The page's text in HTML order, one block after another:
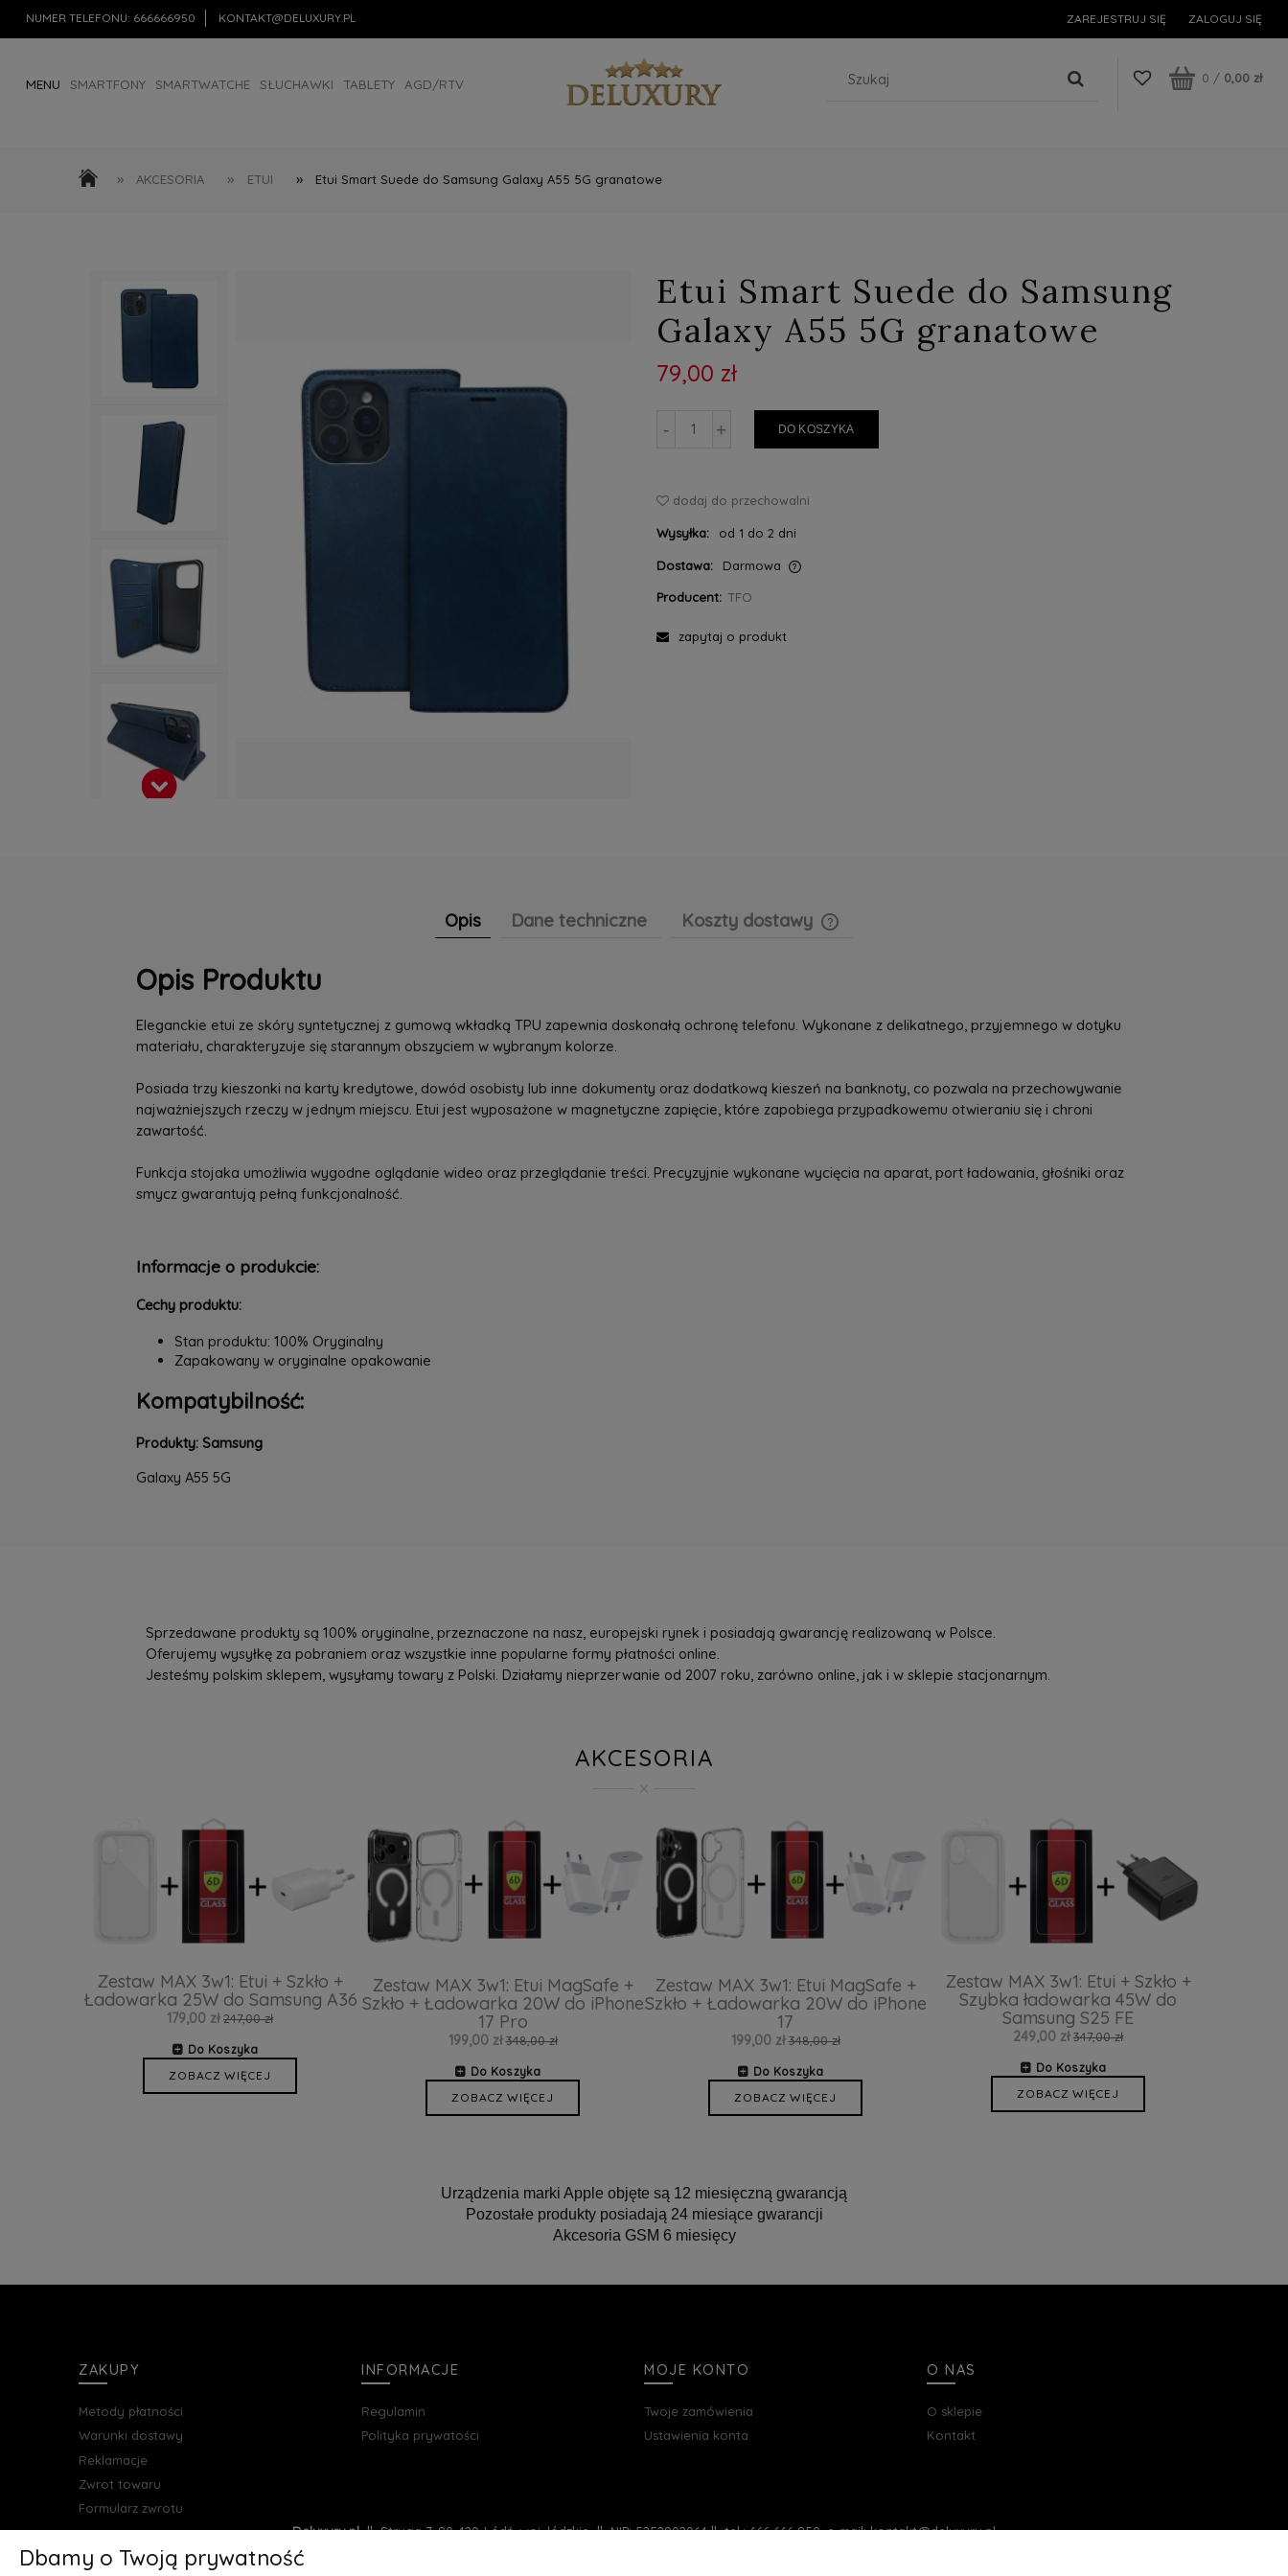
NUMER TELEFONU: 666666950 KONTAKT@DELUXURY.PL ZAREJESTRUJ SIĘ ZALOGUJ SIĘ
MENU SMARTFONY SMARTWATCHE SŁUCHAWKI TABLETY AGD/RTV 0 / 0,00 zł
» AKCESORIA » ETUI » Etui Smart Suede do Samsung Galaxy A55 5G granatowe
Etui Smart Suede do Samsung
Galaxy A55 5G granatowe
79,00 zł
- + DO KOSZYKA
dodaj do przechowalni
Wysyłka: od 1 do 2 dni
Dostawa: Darmowa
Producent: TFO
zapytaj o produkt
Opis Dane techniczne Koszty dostawy
Opis Produktu
Eleganckie etui ze skóry syntetycznej z gumową wkładką TPU zapewnia doskonałą ochronę telefonu. Wykonane z delikatnego, przyjemnego w dotyku
materiału, charakteryzuje się starannym obszyciem w wybranym kolorze.
Posiada trzy kieszonki na karty kredytowe, dowód osobisty lub inne dokumenty oraz dodatkową kieszeń na banknoty, co pozwala na przechowywanie
najważniejszych rzeczy w jednym miejscu. Etui jest wyposażone w magnetyczne zapięcie, które zapobiega przypadkowemu otwieraniu się i chroni
zawartość.
Funkcja stojaka umożliwia wygodne oglądanie wideo oraz przeglądanie treści. Precyzyjnie wykonane wycięcia na aparat, port ładowania, głośniki oraz
smycz gwarantują pełną funkcjonalność.
Informacje o produkcie:
Cechy produktu:
Stan produktu: 100% Oryginalny
Zapakowany w oryginalne opakowanie
Kompatybilność:
Produkty: Samsung
Galaxy A55 5G
Sprzedawane produkty są 100% oryginalne, przeznaczone na nasz, europejski rynek i posiadają gwarancję realizowaną w Polsce.
Oferujemy wysyłkę za pobraniem oraz wszystkie inne popularne formy płatności online.
Jesteśmy polskim sklepem, wysyłamy towary z Polski. Działamy nieprzerwanie od 2007 roku, zarówno online, jak i w sklepie stacjonarnym.
AKCESORIA
Zestaw MAX 3w1: Etui + Szkło +
Ładowarka 25W do Samsung A36
179,00 zł 247,00 zł
Do Koszyka
ZOBACZ WIĘCEJ
Zestaw MAX 3w1: Etui MagSafe +
Szkło + Ładowarka 20W do iPhone
17 Pro
199,00 zł 348,00 zł
Do Koszyka
ZOBACZ WIĘCEJ
Zestaw MAX 3w1: Etui MagSafe +
Szkło + Ładowarka 20W do iPhone
17
199,00 zł 348,00 zł
Do Koszyka
ZOBACZ WIĘCEJ
Zestaw MAX 3w1: Etui + Szkło +
Szybka ładowarka 45W do
Samsung S25 FE
249,00 zł 347,00 zł
Do Koszyka
ZOBACZ WIĘCEJ
Urządzenia marki Apple objęte są 12 miesięczną gwarancją
Pozostałe produkty posiadają 24 miesiące gwarancji
Akcesoria GSM 6 miesięcy
ZAKUPY
Metody płatności
Warunki dostawy
Reklamacje
Zwrot towaru
Formularz zwrotu
INFORMACJE
Regulamin
Polityka prywatości
MOJE KONTO
Twoje zamówienia
Ustawienia konta
O NAS
O sklepie
Kontakt
Deluxury.pl|| Struga 7, 90-420 Łódź, woj. łódzkie || NIP: 5252902064 || tel.: 666 666 950, e-mail: kontakt@deluxury.pl
Dbamy o Twoją prywatność